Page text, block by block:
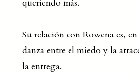
queriendo más.
Su relación con Rowena es,
danza entre el miedo y la
la entrega.